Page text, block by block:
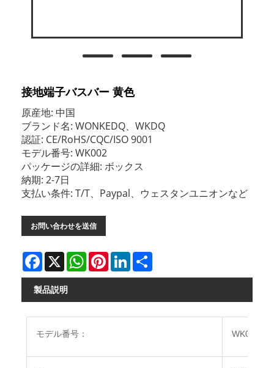
接地端子バスバー 黄色
原産地: 中国
ブランド名: WONKEDQ、WKDQ
認証: CE/RoHS/CQC/ISO 9001
モデル番号: WK002
パッケージの詳細: ボックス
納期: 2-7日
支払い条件: T/T、Paypal、ウェスタンユニオンなど
お問い合わせを送信
Facebook
X WhatsAppPinterestLinkedIn
製品説明
モデル番号： WK002N